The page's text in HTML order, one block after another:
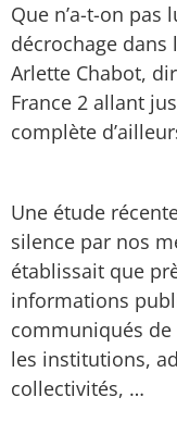
Que n’a-t-on
décrochage dans
Arlette Chabot,
France 2 allant
complète
Une étude
silence par nos
établissait que
informations
communiqués
les institutions,
collectivités, …